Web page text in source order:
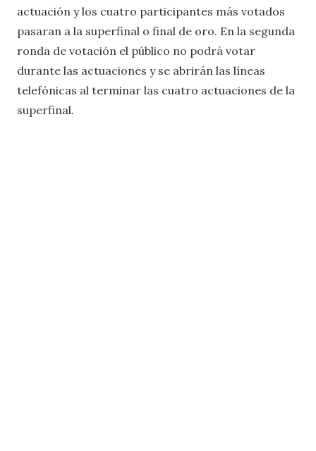
actuación y los cuatro participantes más votados
pasaran a la superfinal o final de oro. En la segunda
ronda de votación el público no podrá votar
durante las actuaciones y se abrirán las líneas
telefónicas al terminar las cuatro actuaciones de la
superfinal.